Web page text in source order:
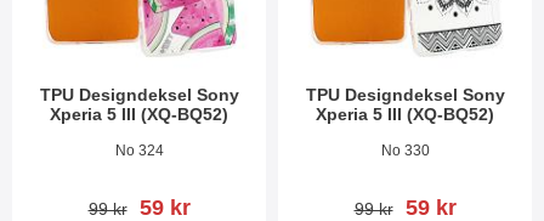
TPU Designdeksel Sony
Xperia 5 III (XQ-BQ52)
Varenummer 41348
No 324
gammel pris
99 kr ny pris
59 kr
TPU Designdeksel Sony
Xperia 5 III (XQ-BQ52)
Varenummer 41345
No 330
gammel pris
99 kr ny pris
59 kr